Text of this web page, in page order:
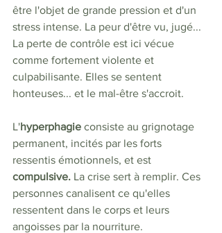
être l'objet de grande pression et d'un
stress intense. La peur d'être vu, jugé...
La perte de contrôle est ici vécue
comme fortement violente et
culpabilisante. Elles se sentent
honteuses... et le mal-être s'accroit.
L'hyperphagie consiste au grignotage
permanent, incités par les forts
ressentis émotionnels, et est
compulsive. La crise sert à remplir. Ces
personnes canalisent ce qu'elles
ressentent dans le corps et leurs
angoisses par la nourriture.